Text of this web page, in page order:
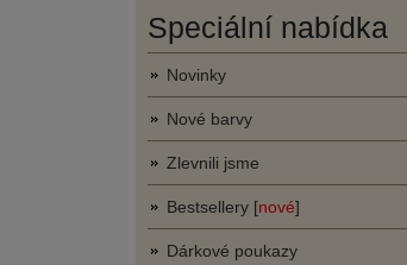
Speciální nabídka
Novinky
Nové barvy
Zlevnili jsme
Bestsellery [nové]
Dárkové poukazy